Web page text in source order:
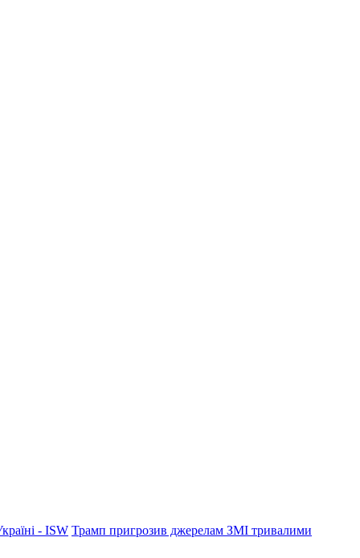
- ISW Трамп пригрозив джерелам ЗМІ тривалими